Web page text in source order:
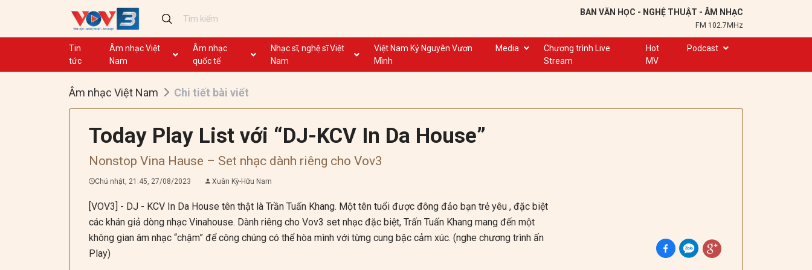
BAN VĂN HỌC - NGHỆ THUẬT - ÂM NHẠC
FM 102.7MHz
Tin
tức
Âm nhạc Việt
Nam
Ca khúc
Nhạc mới
Dân ca
GHTP
Chủ tịch Hồ Chí Minh
Ca khúc thi đua ái quốc
Ca nhạc theo yêu cầu
Âm nhạc
quốc tế
Ca khúc
Không lời
Nhạc sĩ, nghệ sĩ Việt
Nam
Nghệ sĩ biểu diễn VN
Việt Nam Kỷ Nguyên Vươn
Mình
Media
Dân ca
Chương trình Live
Stream
Hot
MV
Podcast
Trạm 102,7
Âm nhạc Việt Nam Chi tiết bài viết
Today Play List với “DJ-KCV In Da House”
Nonstop Vina Hause – Set nhạc dành riêng cho Vov3
Chủ nhật, 21:45, 27/08/2023 Xuân Kỳ-Hữu Nam
[VOV3] - DJ - KCV In Da House tên thật là Trần Tuấn Khang. Một tên tuổi được đông đảo bạn trẻ yêu , đặc biệt
các khán giả dòng nhạc Vinahouse. Dành riêng cho Vov3 set nhạc đặc biệt, Trấn Tuấn Khang mang đến một
không gian âm nhạc “chậm” để công chúng có thể hòa mình với từng cung bậc cảm xúc. (nghe chương trình ấn
Play)